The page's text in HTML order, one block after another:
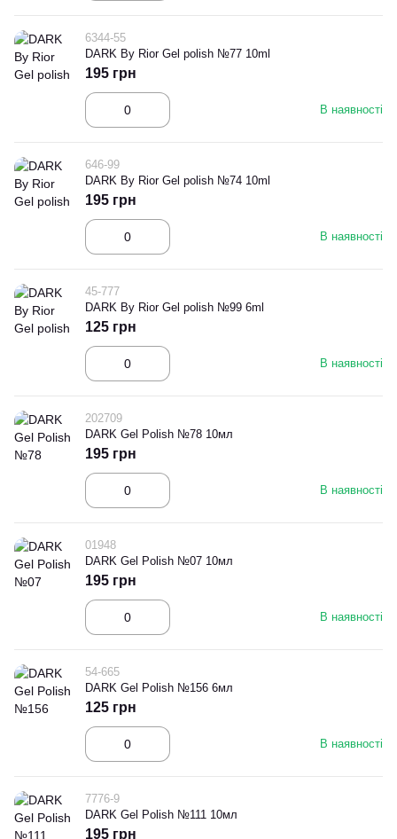
6344-55
DARK By Rior Gel polish №77 10ml
В наявності
195 грн
646-99
DARK By Rior Gel polish №74 10ml
В наявності
195 грн
45-777
DARK By Rior Gel polish №99 6ml
В наявності
125 грн
202709
DARK Gel Polish №78 10мл
В наявності
195 грн
01948
DARK Gel Polish №07 10мл
В наявності
195 грн
54-665
DARK Gel Polish №156 6мл
В наявності
125 грн
7776-9
DARK Gel Polish №111 10мл
195 грн